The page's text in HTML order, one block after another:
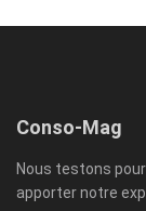
Conso-Mag
Nous testons
apporter notre